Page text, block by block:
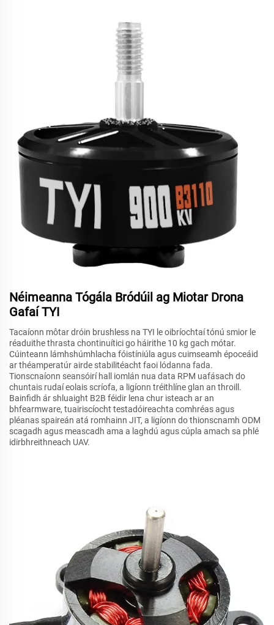
Néimeanna Tógála Bródúil ag Miotar Drona
Gafaí TYI
Tacaíonn môtar dróin brushless na TYI le oibríochtaí tónú smior le
réaduithe thrasta chontinuítici go háirithe 10 kg gach mótar.
Cúinteann lámhshúmhlacha fóistíniúla agus cuimseamh époceáid
ar théamperatúr airde stabilitéacht faoi lódanna fada.
Tionscnaíonn seansóirí hall iomlán nua data RPM uafásach do
chuntais rudaí eolais scríofa, a ligíonn tréithlíne glan an throill.
Bainfidh ár shluaight B2B féidir lena chur isteach ar an
bhfearmware, tuairiscíocht testadóireachta comhréas agus
pléanas spaireán atá romhainn JIT, a ligíonn do thionscnamh ODM
scagadh agus meascadh ama a laghdú agus cúpla amach sa phlé
idirbhreithneach UAV.